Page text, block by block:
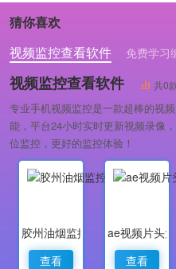
版
猜你喜欢
视频监控查看软件
免费学习
专业做婚礼策划的软件
视频监控查看软件 共0
专业手机视频监控是一款超棒的视
能，平台24小时实时更新视频录像
位监控，更好的监控体验！
胶州油烟监控
查看
ae视频片头大
查看